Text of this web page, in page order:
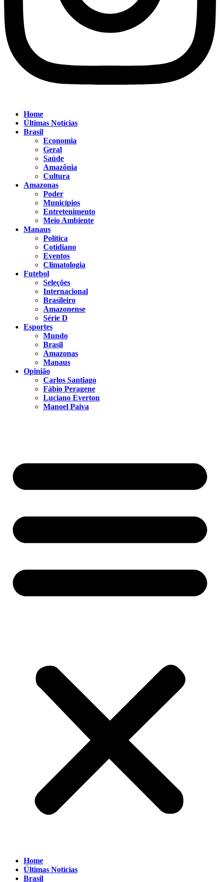
Home
Últimas Notícias
Brasil
Economia
Geral
Saúde
Amazônia
Cultura
Amazonas
Poder
Municípios
Entretenimento
Meio Ambiente
Manaus
Política
Cotidiano
Eventos
Climatologia
Futebol
Seleções
Internacional
Brasileiro
Amazonense
Série D
Esportes
Mundo
Brasil
Amazonas
Manaus
Opinião
Carlos Santiago
Fábio Peragene
Luciano Everton
Manoel Paiva
Home
Últimas Notícias
Brasil